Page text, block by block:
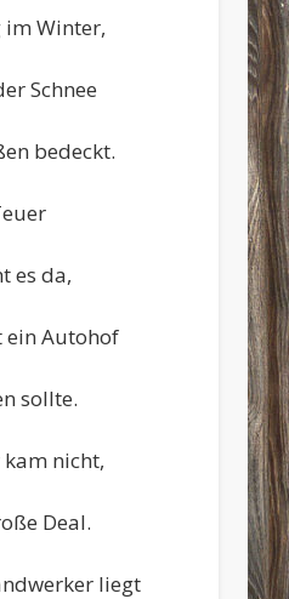
Winter,
Schnee
bedeckt.
es da,
ein Autohof
sollte.
kam nicht,
Deal.
liegt